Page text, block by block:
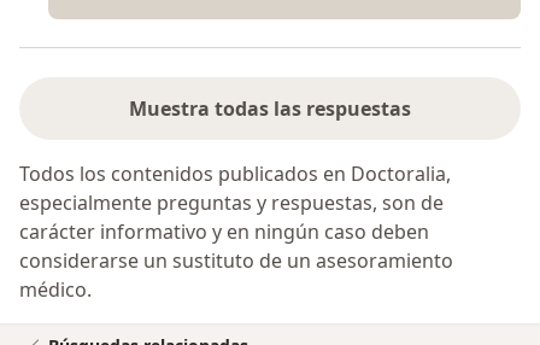
Muestra todas las respuestas
Todos los contenidos publicados en Doctoralia,
especialmente preguntas y respuestas, son de
carácter informativo y en ningún caso deben
considerarse un sustituto de un asesoramiento
médico.